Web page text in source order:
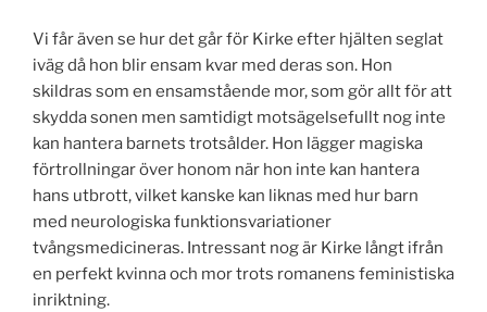
Vi får även se hur det går för Kirke efter hjälten seglat
iväg då hon blir ensam kvar med deras son. Hon
skildras som en ensamstående mor, som gör allt för att
skydda sonen men samtidigt motsägelsefullt nog inte
kan hantera barnets trotsålder. Hon lägger magiska
förtrollningar över honom när hon inte kan hantera
hans utbrott, vilket kanske kan liknas med hur barn
med neurologiska funktionsvariationer
tvångsmedicineras. Intressant nog är Kirke långt ifrån
en perfekt kvinna och mor trots romanens feministiska
inriktning.